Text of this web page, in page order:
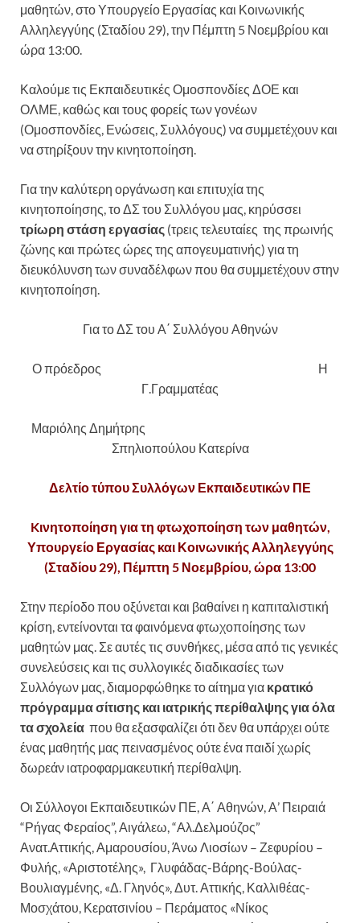
μαθητών, στο Υπουργείο Εργασίας και Κοινωνικής
Αλληλεγγύης (Σταδίου 29), την Πέμπτη 5 Νοεμβρίου και
ώρα 13:00.
Καλούμε τις Εκπαιδευτικές Ομοσπονδίες ΔΟΕ και
ΟΛΜΕ, καθώς και τους φορείς των γονέων
(Ομοσπονδίες, Ενώσεις, Συλλόγους) να συμμετέχουν και
να στηρίξουν την κινητοποίηση.
Για την καλύτερη οργάνωση και επιτυχία της
κινητοποίησης, το ΔΣ του Συλλόγου μας, κηρύσσει
τρίωρη στάση εργασίας (τρεις τελευταίες της πρωινής
ζώνης και πρώτες ώρες της απογευματινής) για τη
διευκόλυνση των συναδέλφων που θα συμμετέχουν στην
κινητοποίηση.
Για το ΔΣ του Α΄ Συλλόγου Αθηνών
Ο πρόεδρος Η
Γ.Γραμματέας
Μαριόλης Δημήτρης
Σπηλιοπούλου Κατερίνα
Δελτίο τύπου Συλλόγων Εκπαιδευτικών ΠΕ
Kινητοποίηση για τη φτωχοποίηση των μαθητών,
Υπουργείο Εργασίας και Κοινωνικής Αλληλεγγύης
(Σταδίου 29), Πέμπτη 5 Νοεμβρίου, ώρα 13:00
Στην περίοδο που οξύνεται και βαθαίνει η καπιταλιστική
κρίση, εντείνονται τα φαινόμενα φτωχοποίησης των
μαθητών μας. Σε αυτές τις συνθήκες, μέσα από τις γενικές
συνελεύσεις και τις συλλογικές διαδικασίες των
Συλλόγων μας, διαμορφώθηκε το αίτημα για κρατικό
πρόγραμμα σίτισης και ιατρικής περίθαλψηςγια όλα
τα σχολεία που θα εξασφαλίζει ότι δεν θα υπάρχει ούτε
ένας μαθητής μας πεινασμένος ούτε ένα παιδί χωρίς
δωρεάν ιατροφαρμακευτική περίθαλψη.
Οι Σύλλογοι Εκπαιδευτικών ΠΕ, Α΄ Αθηνών, Α’ Πειραιά
“Ρήγας Φεραίος”, Αιγάλεω, “Αλ.Δελμούζος”
Ανατ.Αττικής, Αμαρουσίου, Άνω Λιοσίων – Ζεφυρίου –
Φυλής, «Αριστοτέλης», Γλυφάδας-Βάρης-Βούλας-
Βουλιαγμένης, «Δ. Γληνός», Δυτ. Αττικής, Καλλιθέας-
Μοσχάτου, Κερατσινίου – Περάματος «Νίκος